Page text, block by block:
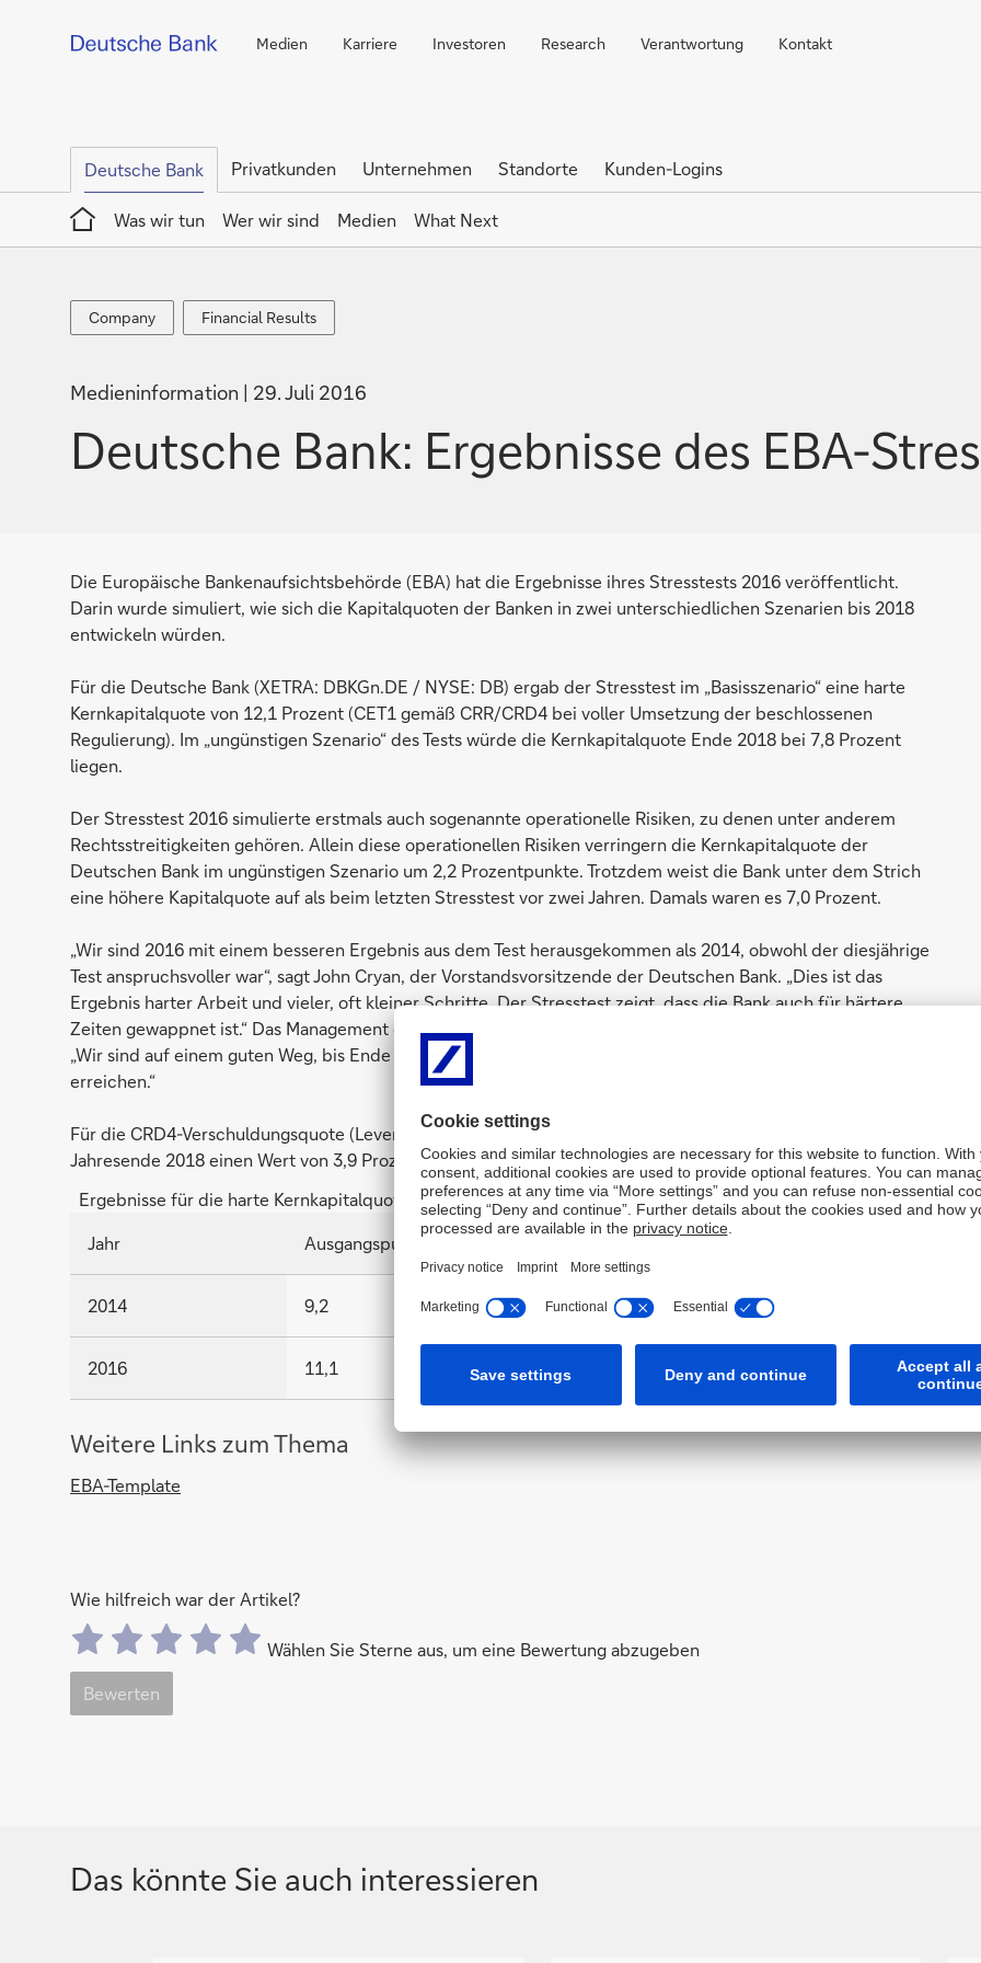
Medien Karriere Investoren Research Verantwortung Kontakt
Deutsche Bank Privatkunden Unternehmen Standorte
Kunden-Logins
Home
Was wir tun
Wer wir sind Medien What Next
Company
Company
Financial
Results
Financial Results
Medieninformation 29. Juli 2016
Deutsche Bank: Ergebnisse des EBA-
Die Europäische Bankenaufsichtsbehörde (EBA) hat die Ergebnisse ihres Stresstests 2016 veröffentlicht.
Darin wurde simuliert, wie sich die Kapitalquoten der Banken in zwei unterschiedlichen Szenarien bis 2018
entwickeln würden.
Für die Deutsche Bank (XETRA: DBKGn.DE / NYSE: DB) ergab der Stresstest im „Basisszenario“ eine harte
Kernkapitalquote von 12,1 Prozent (CET1 gemäß CRR/CRD4 bei voller Umsetzung der beschlossenen
Regulierung). Im „ungünstigen Szenario“ des Tests würde die Kernkapitalquote Ende 2018 bei 7,8 Prozent
liegen.
Der Stresstest 2016 simulierte erstmals auch sogenannte operationelle Risiken, zu denen unter anderem
Rechtsstreitigkeiten gehören. Allein diese operationellen Risiken verringern die Kernkapitalquote der
Deutschen Bank im ungünstigen Szenario um 2,2 Prozentpunkte. Trotzdem weist die Bank unter dem Strich
eine höhere Kapitalquote auf als beim letzten Stresstest vor zwei Jahren. Damals waren es 7,0 Prozent.
„Wir sind 2016 mit einem besseren Ergebnis aus dem Test herausgekommen als 2014, obwohl der diesjährige
Test anspruchsvoller war“, sagt John Cryan, der Vorstandsvorsitzende der Deutschen Bank. „Dies ist das
Ergebnis harter Arbeit und vieler, oft kleiner Schritte. Der Stresstest zeigt, dass die Bank auch für härtere
Zeiten gewappnet ist.“ Das Management der Bank werde die Kapitalausstattung wie geplant weiter stärken.
„Wir sind auf einem guten Weg, bis Ende 2018 eine Kernkapitalquote von mindestens 12,5 Prozent zu
erreichen.“
Für die CRD4-Verschuldungsquote (Leverage Ratio) ergab der EBA-Stresstest 2016 im Basis-Szenario für das
Jahresende 2018 einen Wert von 3,9 Prozent, im ungünstigen Szenario von 3,0 Prozent.
Ergebnisse für die harte Kernkapitalquote in den Stresstests 2014 und 2016 (bei Vollumsetzung, in Prozent):
Jahr
Ausgangspunkt
2014 9,2 10,5 7,0
2016 11,1 12,1 7,8
Weitere Links zum Thema
EBA-Template
Wie hilfreich war der Artikel?
Wählen Sie Sterne aus, um eine Bewertung abzugeben
Bewerten
Das könnte Sie auch interessieren